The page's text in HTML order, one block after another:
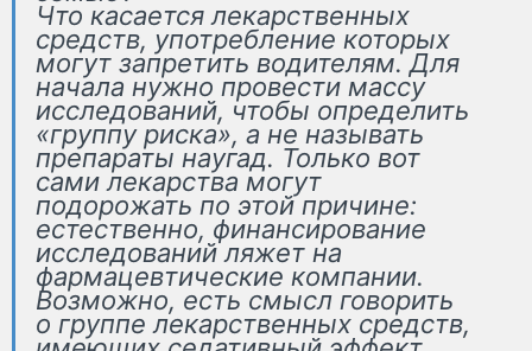
Что касается лекарственных
средств, употребление которых
могут запретить водителям. Для
начала нужно провести массу
исследований, чтобы определить
«группу риска», а не называть
препараты наугад. Только вот
сами лекарства могут
подорожать по этой причине:
естественно, финансирование
исследований ляжет на
фармацевтические компании.
Возможно, есть смысл говорить
о группе лекарственных средств,